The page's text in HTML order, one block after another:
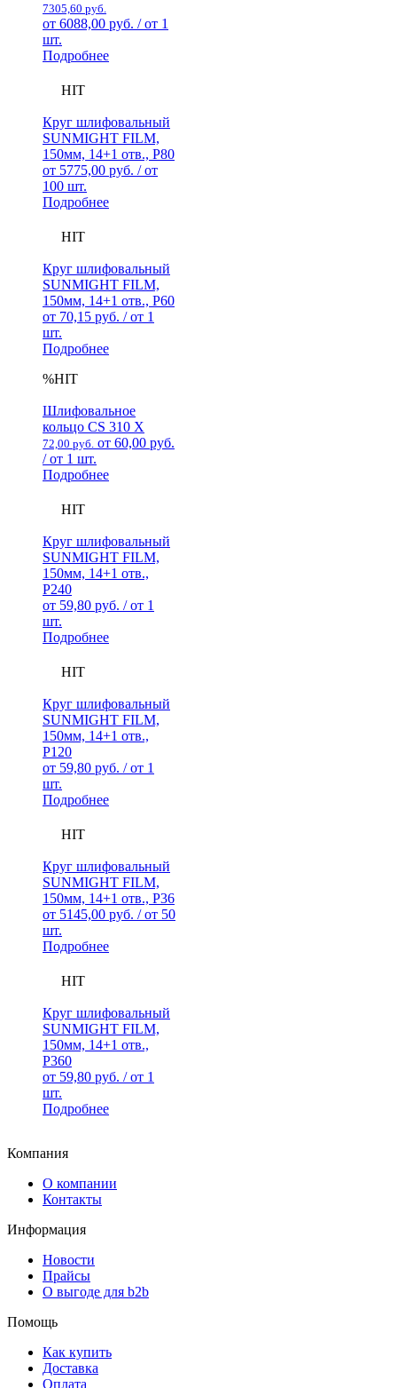
7305,60 руб.
от 6088,00 руб. / от 1
шт.
Подробнее
HIT
Круг шлифовальный
SUNMIGHT FILM,
150мм, 14+1 отв., Р80
от 5775,00 руб. / от
100 шт.
Подробнее
HIT
Круг шлифовальный
SUNMIGHT FILM,
150мм, 14+1 отв., Р60
от 70,15 руб. / от 1
шт.
Подробнее
%HIT
Шлифовальное
кольцо CS 310 X
72,00 руб. от 60,00 руб.
/ от 1 шт.
Подробнее
HIT
Круг шлифовальный
SUNMIGHT FILM,
150мм, 14+1 отв.,
Р240
от 59,80 руб. / от 1
шт.
Подробнее
HIT
Круг шлифовальный
SUNMIGHT FILM,
150мм, 14+1 отв.,
Р120
от 59,80 руб. / от 1
шт.
Подробнее
HIT
Круг шлифовальный
SUNMIGHT FILM,
150мм, 14+1 отв., Р36
от 5145,00 руб. / от 50
шт.
Подробнее
HIT
Круг шлифовальный
SUNMIGHT FILM,
150мм, 14+1 отв.,
Р360
от 59,80 руб. / от 1
шт.
Подробнее
Компания
О компании
Контакты
Информация
Новости
Прайсы
О выгоде для b2b
Помощь
Как купить
Доставка
Оплата